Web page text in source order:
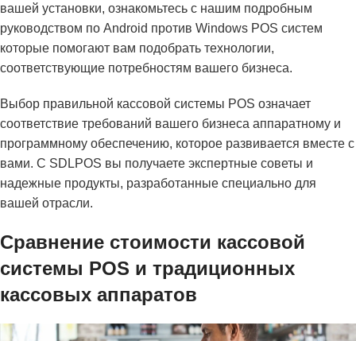
вашей установки, ознакомьтесь с нашим подробным
руководством по Android против Windows POS систем
которые помогают вам подобрать технологии,
соответствующие потребностям вашего бизнеса.
Выбор правильной кассовой системы POS означает
соответствие требований вашего бизнеса аппаратному и
программному обеспечению, которое развивается вместе с
вами. С SDLPOS вы получаете экспертные советы и
надежные продукты, разработанные специально для
вашей отрасли.
Сравнение стоимости кассовой
системы POS и традиционных
кассовых аппаратов